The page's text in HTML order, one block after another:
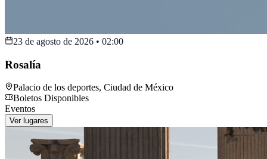
23 de agosto de 2026 • 02:00
Rosalía
Palacio de los deportes, Ciudad de México
Boletos Disponibles
Eventos
Ver lugares